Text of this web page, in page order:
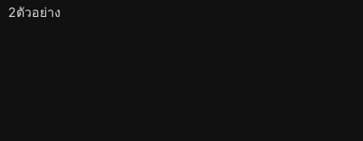
2ตัวอย่าง